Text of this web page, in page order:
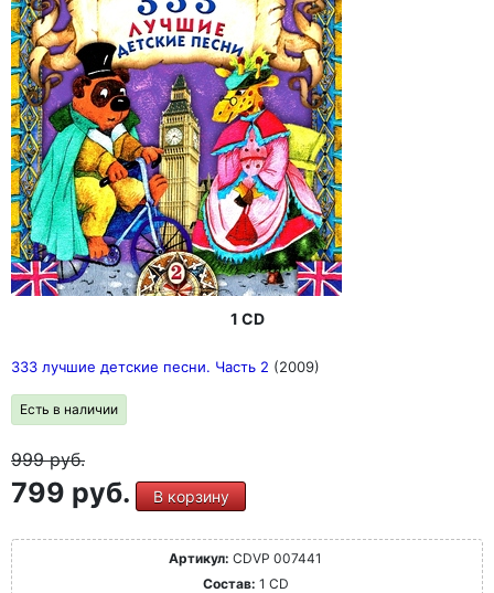
1 CD
333 лучшие детские песни. Часть 2 (2009)
Есть в наличии
999руб.
799 руб. В корзину
Артикул: CDVP 007441
Состав: 1 CD